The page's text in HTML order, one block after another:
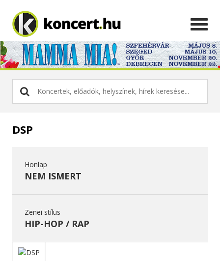
DSP
Honlap
NEM ISMERT
Zenei stílus
HIP-HOP / RAP